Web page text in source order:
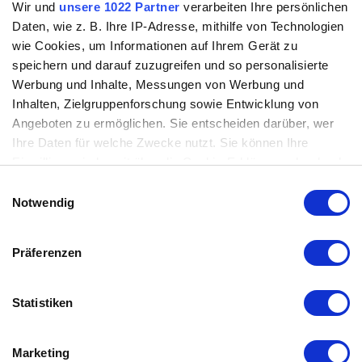
Wir und unsere 1022 Partner verarbeiten Ihre persönlichen
Daten, wie z. B. Ihre IP-Adresse, mithilfe von Technologien
wie Cookies, um Informationen auf Ihrem Gerät zu
speichern und darauf zuzugreifen und so personalisierte
Werbung und Inhalte, Messungen von Werbung und
Inhalten, Zielgruppenforschung sowie Entwicklung von
Angeboten zu ermöglichen. Sie entscheiden darüber, wer
Ihre Daten für welche Zwecke nutzt. Sie können Ihre
Einwilligung jederzeit über die Cookie-Erklärung oder durch
widerrufen
Informationen über Ihre geografische Lage erfassen,
Ihr Gerät durch aktives Scannen nach bestimmten
Erfahren Sie mehr darüber, wie Ihre persönlichen Daten
Notwendig
Präferenzen
Statistiken
Marketing
Zero Beschleunigung
GPS Messungen
weiterlesen ›
Zero Beschleunigung GPS Messungen
E-Motorrad auf Tour
Ein Selbstversuch
weiterlesen ›
E-Motorrad auf Tour Ein Selbstversuch
26.2.2024
Händler / Branche
Zero Großglockner Testride
Zero Großglockner Testride Mit Strom bergauf!
31.7.2026
Händler / Branche